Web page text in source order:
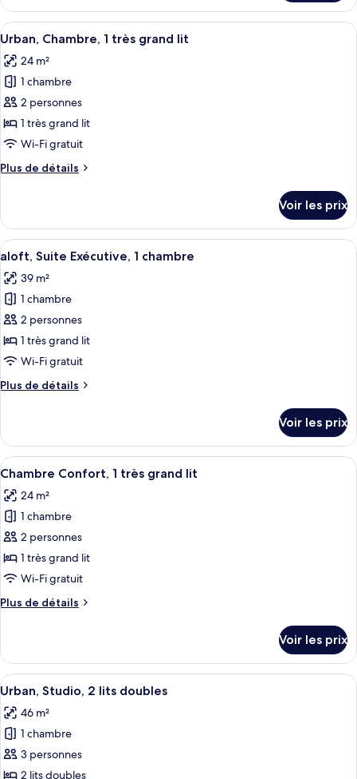
2
lits
doubles
le
type
de
Urban,
Chambre,
lits
doubles
Afficher
toutes
les
photos
pour
ce
type
chambre :
très
grand
lit
Une chambre d’hôtel avec un
6
Urban, Chambre, 1 très grand lit
24 m²
1 chambre
2 personnes
1 très grand lit
Wi-Fi gratuit
Plus de détails
Plus
le
type
de
Urban,
Chambre,
très
grand
lit
Voir les prix
Afficher
toutes
les
photos
pour
ce
type
chambre :
Exécutive,
1
chambre
Une chambre d’hôtel avec un lit, un
7
aloft, Suite Exécutive, 1 chambre
39 m²
1 chambre
2 personnes
1 très grand lit
Wi-Fi gratuit
Plus de détails
Plus
le
type
de
aloft,
Suite
chambre
Voir les prix
Afficher
toutes
les
photos
pour
ce
type
chambre :
très
grand
lit
Une chambre d’hôtel avec un
5
Chambre Confort, 1 très grand lit
24 m²
1 chambre
2 personnes
1 très grand lit
Wi-Fi gratuit
Plus de détails
Plus
le
type
de
Chambre
Confort,
très
grand
Voir les prix
Afficher
toutes
les
photos
pour
ce
Une chambre d’hôtel avec deux lits,
6
Urban, Studio, 2 lits doubles
46 m²
1 chambre
3 personnes
2 lits doubles